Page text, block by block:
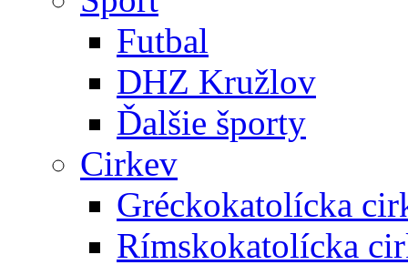
Futbal
DHZ Kružlov
Ďalšie športy
Cirkev
Gréckokatolícka
Rímskokatolícka